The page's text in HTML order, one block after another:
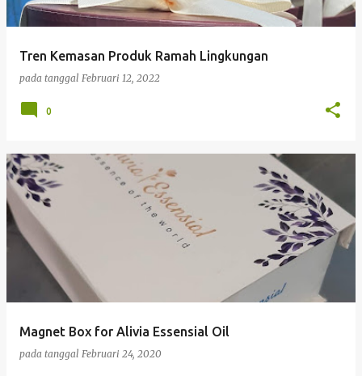
Tren Kemasan Produk Ramah Lingkungan
pada tanggal Februari 12, 2022
0
Magnet Box for Alivia Essensial Oil
pada tanggal Februari 24, 2020